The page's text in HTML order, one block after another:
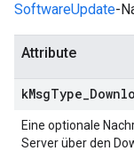
SoftwareUpdate-
Attribute
kMsgType
Eine optionale
Server über den